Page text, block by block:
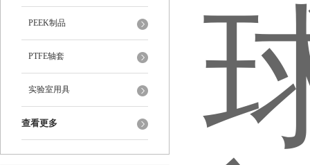
PEEK制品
PTFE轴套
实验室用具
查看更多